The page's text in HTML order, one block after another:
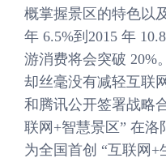
概掌握景区的特色以
年 6.5%到2015 年
游消费将会突破 20%
却丝毫没有减轻互联
和腾讯公开签署战略
联网+智慧景区” 在
为全国首创 “互联网+